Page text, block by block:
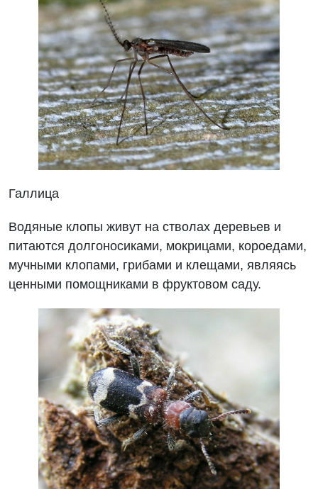
Галлица
Водяные клопы живут на стволах деревьев и
питаются долгоносиками, мокрицами, короедами,
мучными клопами, грибами и клещами, являясь
ценными помощниками в фруктовом саду.